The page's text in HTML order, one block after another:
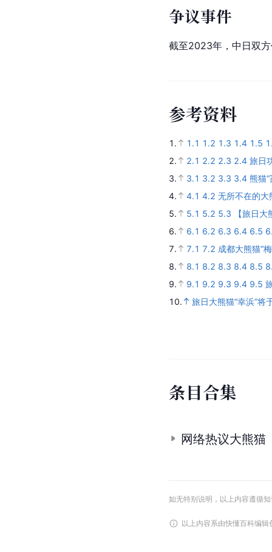
争议事件
截至2023年，中日双
参考资料
1. 1.1 1.2 1.3 1.4 1.5
2.
2.1 2.2 2.3 2.4 旅日
3.
3.1 3.2 3.3 3.4 熊猫
4.
4.1 4.2 无所不在的大
5.
5.1 5.2 5.3
【旅日
6.
6.1 6.2 6.3 6.4 6.5
7.
7.1 7.2 成都大熊猫“
8.
8.1 8.2 8.3 8.4 8.5
9.
9.1 9.2 9.3 9.4 9.5
10.
旅日大熊猫“幸浜”将
条目合集
网络热议大熊猫
如无特别说明，以上内容遵循
以上内容系由快懂百科编